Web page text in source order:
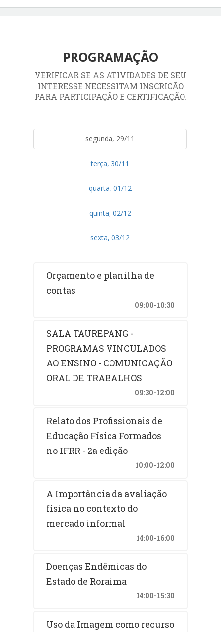
PROGRAMAÇÃO
VERIFICAR SE AS ATIVIDADES DE SEU
INTERESSE NECESSITAM INSCRICÃO
PARA PARTICIPAÇÃO E CERTIFICAÇÃO.
segunda, 29/11
terça, 30/11
quarta, 01/12
quinta, 02/12
sexta, 03/12
Orçamento e planilha de
contas
09:00-10:30
SALA TAUREPANG -
PROGRAMAS VINCULADOS
AO ENSINO - COMUNICAÇÃO
ORAL DE TRABALHOS
09:30-12:00
Relato dos Profissionais de
Educação Física Formados
no IFRR - 2a edição
10:00-12:00
A Importância da avaliação
física no contexto do
mercado informal
14:00-16:00
Doenças Endêmicas do
Estado de Roraima
14:00-15:30
Uso da Imagem como recurso